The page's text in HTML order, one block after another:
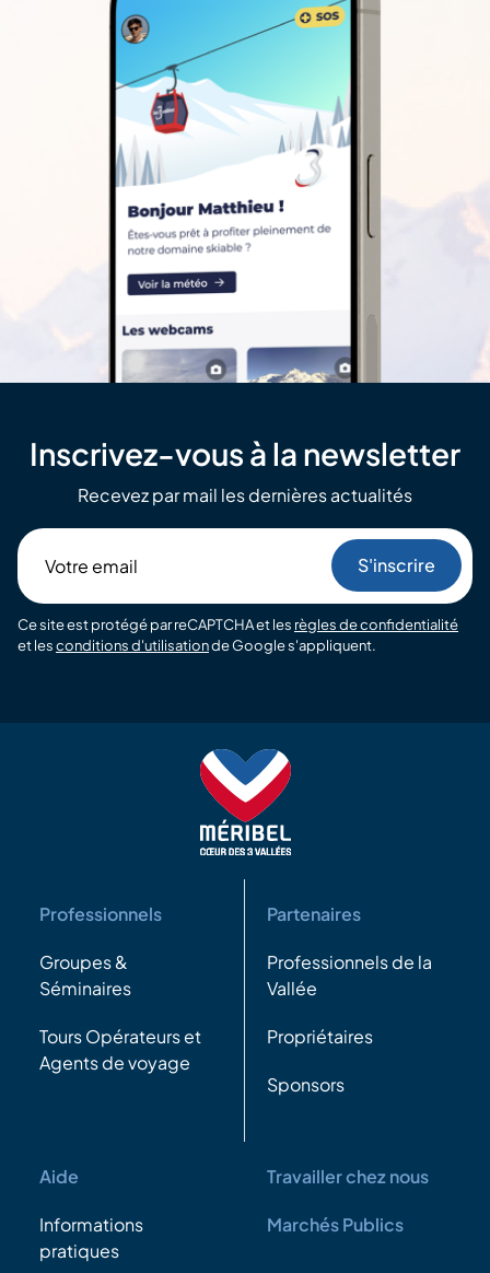
Inscrivez-vous à la newsletter
Recevez par mail les dernières actualités
email
Ce site est protégé par reCAPTCHA et les règles de confidentialité
et lesconditions d'utilisationde Google s'appliquent.
Professionnels
Groupes &
Séminaires
Tours Opérateurs et
Agents de voyage
Partenaires
Professionnels de la
Vallée
Propriétaires
Sponsors
Aide
Informations
pratiques
Travailler chez nous
Marchés Publics